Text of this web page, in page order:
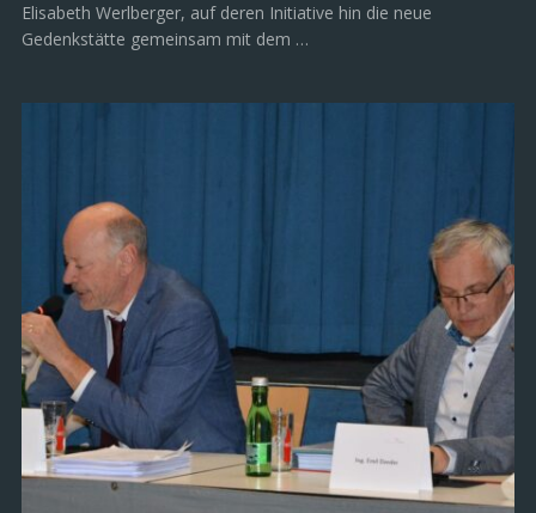
Elisabeth Werlberger, auf deren Initiative hin die neue
Gedenkstätte gemeinsam mit dem …